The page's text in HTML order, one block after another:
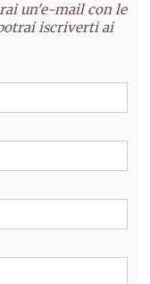
un'e-mail con le
iscriverti ai